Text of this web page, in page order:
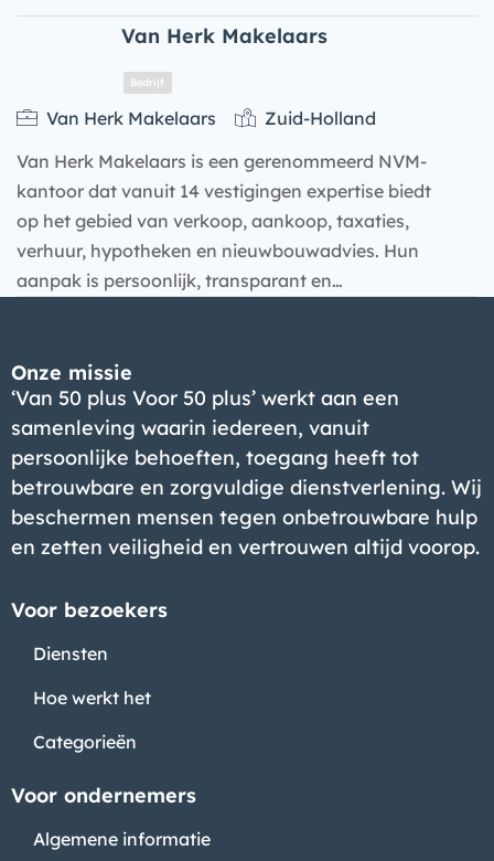
Van Herk Makelaars
Van Herk Makelaars
Zuid-Holland
Van Herk Makelaars is een gerenommeerd NVM-
kantoor dat vanuit 14 vestigingen expertise biedt
op het gebied van verkoop, aankoop, taxaties,
verhuur, hypotheken en nieuwbouwadvies. Hun
aanpak is persoonlijk, transparant en…
Onze missie
‘Van 50 plus Voor 50 plus’ werkt aan een
samenleving waarin iedereen, vanuit
persoonlijke behoeften, toegang heeft tot
betrouwbare en zorgvuldige dienstverlening. Wij
beschermen mensen tegen onbetrouwbare hulp
en zetten veiligheid en vertrouwen altijd voorop.
Voor bezoekers
Diensten
Hoe werkt het
Categorieën
Voor ondernemers
Algemene informatie